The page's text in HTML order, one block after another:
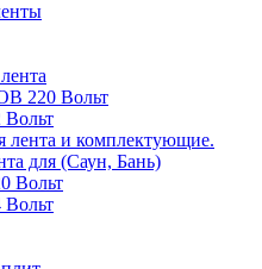
220 Вольт
Вольт
лента и комплектующие.
для (Саун, Бань)
Вольт
Вольт